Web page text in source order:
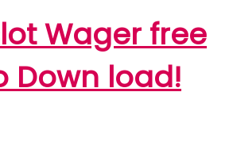
Wager free
Down load!